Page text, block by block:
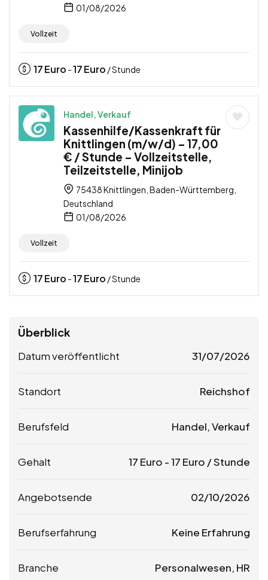
01/08/2026
Vollzeit
17Euro -17Euro / Stunde
Handel, Verkauf
Kassenhilfe/Kassenkraft für
Knittlingen (m/w/d) – 17,00
€ / Stunde – Vollzeitstelle,
Teilzeitstelle, Minijob
75438 Knittlingen, Baden-Württemberg,
Deutschland
01/08/2026
Vollzeit
17Euro -17Euro / Stunde
Überblick
Datum veröffentlicht 31/07/2026
Standort Reichshof
Berufsfeld Handel, Verkauf
Gehalt 17 Euro -17 Euro / Stunde
Angebotsende 02/10/2026
Berufserfahrung Keine Erfahrung
Branche Personalwesen, HR